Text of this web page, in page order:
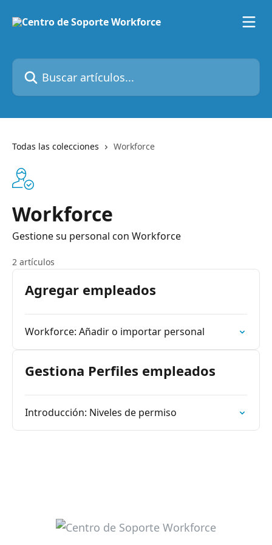
Buscar artículos...
Todas las colecciones Workforce
Workforce
Gestione su personal con Workforce
2 artículos
Agregar empleados
Workforce: Añadir o importar personal
Gestiona Perfiles empleados
Introducción: Niveles de permiso